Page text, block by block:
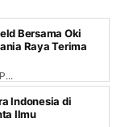
Bersama Oki
Raya Terima
Indonesia di
Ilmu